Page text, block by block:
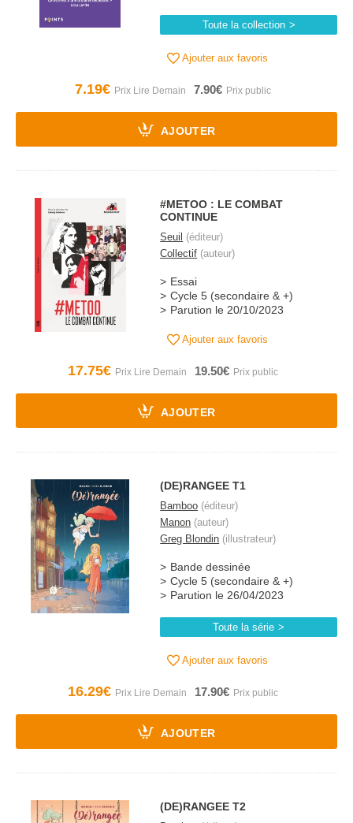
Toute la collection
Ajouter aux favoris
7.19€ 7.90€
AJOUTER
#METOO : LE COMBAT
CONTINUE
Seuil (éditeur)
Collectif (auteur)
Essai
Cycle 5 (secondaire & +)
Parution le 20/10/2023
Ajouter aux favoris
17.75€ 19.50€
AJOUTER
(DE)RANGEE T1
Bamboo (éditeur)
Manon (auteur)
Greg Blondin (illustrateur)
Bande dessinée
Cycle 5 (secondaire & +)
Parution le 26/04/2023
Toute la série
Ajouter aux favoris
16.29€ 17.90€
AJOUTER
(DE)RANGEE T2